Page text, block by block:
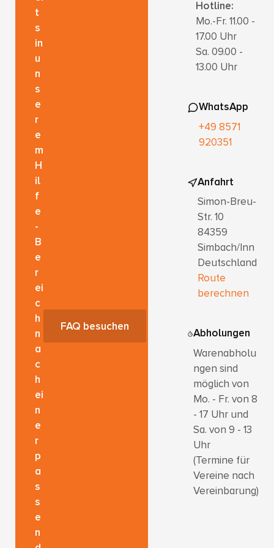
t
s
in
u
n
s
e
r
e
m
H
il
f
e
-
B
e
r
ei
c
h
n
a
c
h
ei
n
e
r
p
a
s
s
e
n
FAQ besuchen
Hotline:
Mo.-Fr. 11.00 -
17.00 Uhr
Sa. 09.00 -
13.00 Uhr
WhatsApp
+49 8571
920351
Anfahrt
Simon-Breu-
Str. 10
84359
Simbach/Inn
Deutschland
Route
berechnen
Abholungen
Warenabholu
ngen sind
möglich von
Mo. - Fr. von 8
- 17 Uhr und
Sa. von 9 - 13
Uhr
(Termine für
Vereine nach
Vereinbarung)